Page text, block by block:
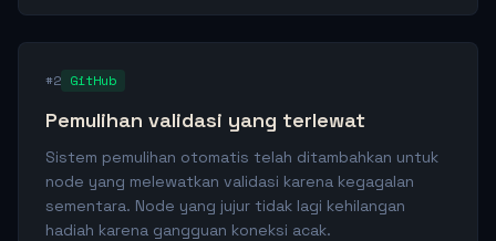
#2 GitHub
Pemulihan validasi yang terlewat
Sistem pemulihan otomatis telah ditambahkan untuk
node yang melewatkan validasi karena kegagalan
sementara. Node yang jujur tidak lagi kehilangan
hadiah karena gangguan koneksi acak.